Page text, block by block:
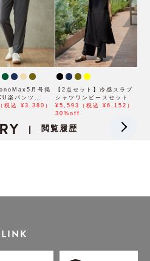
月号掲
楽パンツ
冷感ア
触冷感】「小泉
税込 ¥3,380）
【2点セット】冷感スラブ
シャツワンピースセット
¥5,593（税込 ¥6,152）
30%off
| 閲覧履歴
LINK